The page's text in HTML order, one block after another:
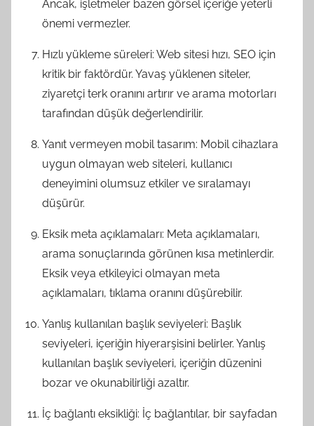
Ancak, işletmeler bazen görsel içeriğe yeterli
önemi vermezler.
Hızlı yükleme süreleri: Web sitesi hızı, SEO için
kritik bir faktördür. Yavaş yüklenen siteler,
ziyaretçi terk oranını artırır ve arama motorları
tarafından düşük değerlendirilir.
Yanıt vermeyen mobil tasarım: Mobil cihazlara
uygun olmayan web siteleri, kullanıcı
deneyimini olumsuz etkiler ve sıralamayı
düşürür.
Eksik meta açıklamaları: Meta açıklamaları,
arama sonuçlarında görünen kısa metinlerdir.
Eksik veya etkileyici olmayan meta
açıklamaları, tıklama oranını düşürebilir.
Yanlış kullanılan başlık seviyeleri: Başlık
seviyeleri, içeriğin hiyerarşisini belirler. Yanlış
kullanılan başlık seviyeleri, içeriğin düzenini
bozar ve okunabilirliği azaltır.
İç bağlantı eksikliği: İç bağlantılar, bir sayfadan